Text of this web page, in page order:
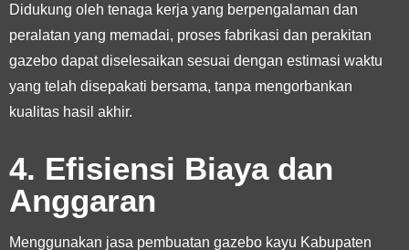
Didukung oleh tenaga kerja yang berpengalaman dan
peralatan yang memadai, proses fabrikasi dan perakitan
gazebo dapat diselesaikan sesuai dengan estimasi waktu
yang telah disepakati bersama, tanpa mengorbankan
kualitas hasil akhir.
4. Efisiensi Biaya dan
Anggaran
Menggunakan jasa pembuatan gazebo kayu Kabupaten